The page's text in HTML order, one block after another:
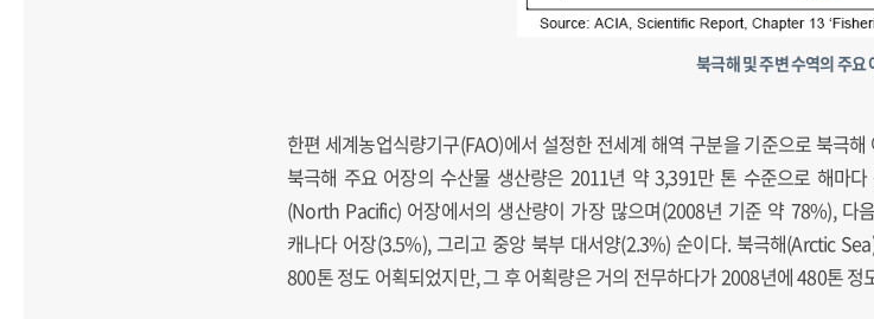
북극해 및 주변 수역의 주요
한편 세계농업식량기구(FAO)에서 설정한 전세계 해역 구분을 기준으로 북극
북극해 주요 어장의 수산물 생산량은 2011년 약 3,391만 톤 수준으로 해마
(North Pacific) 어장에서의 생산량이 가장 많으며(2008년 기준 약 78%),
캐나다 어장(3.5%), 그리고 중앙 북부 대서양(2.3%) 순이다. 북극해(Arctic
800톤 정도 어획되었지만, 그 후 어획량은 거의 전무하다가 2008년에 480톤 정